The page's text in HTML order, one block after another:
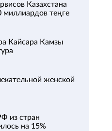
Казахстана
миллиардов теңге
Кайсара Камзы
женской
из стран
на 15%